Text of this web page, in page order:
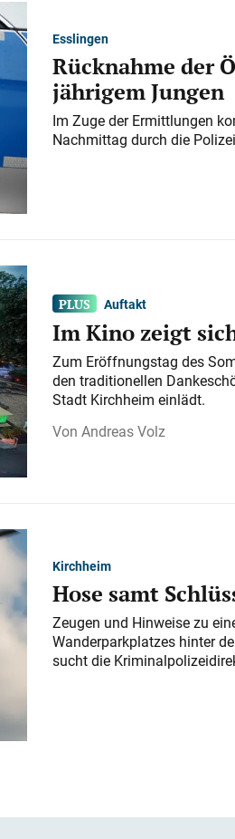
Esslingen
Rücknahme der
jährigem Jungen
Im Zuge der Ermittlungen
Nachmittag durch die
Auftakt
Im Kino zeigt
Zum Eröffnungstag des
den traditionellen
Stadt Kirchheim einlädt.
Andreas Volz
Kirchheim
Hose samt
Zeugen und Hinweise zu
Wanderparkplatzes hinter
sucht die